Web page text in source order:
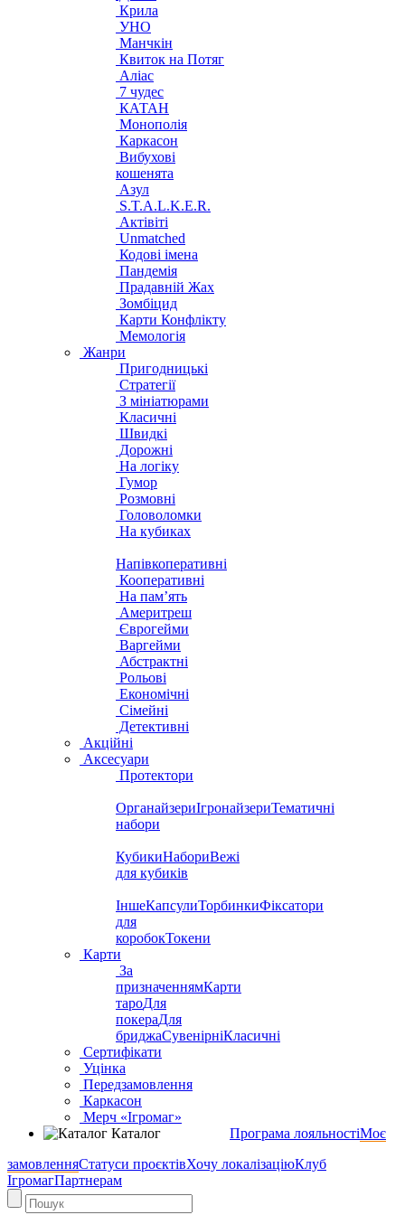
Крила
УНО
Манчкін
Квиток на Потяг
Аліас
7 чудес
КАТАН
Монополія
Каркасон
Вибухові
кошенята
Азул
S.T.A.L.K.E.R.
Актівіті
Unmatched
Кодові імена
Пандемія
Прадавній Жах
Зомбіцид
Карти Конфлікту
Мемологія
Жанри
Пригодницькі
Стратегії
З мініатюрами
Класичні
Швидкі
Дорожні
На логіку
Гумор
Розмовні
Головоломки
На кубиках
Напівкоперативні
Кооперативні
На пам’ять
Америтреш
Єврогейми
Варгейми
Абстрактні
Рольові
Економічні
Сімейні
Детективні
Акційні
Аксесуари
Протектори
ОрганайзериІгронайзериТематичні
набори
КубикиНабориВежі
для кубиків
ІншеКапсулиТорбинкиФіксатори
для
коробокТокени
Карти
За
призначеннямКарти
тароДля
покераДля
бриджаСувенірніКласичні
Сертифікати
Уцінка
Передзамовлення
Каркасон
Мерч «Ігромаг»
Каталог
Програма лояльностіМоє
замовленняСтатуси проєктівХочу локалізаціюКлуб
ІгромагПартнерам